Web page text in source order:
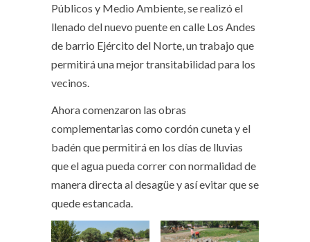
Públicos y Medio Ambiente, se realizó el
llenado del nuevo puente en calle Los Andes
de barrio Ejército del Norte, un trabajo que
permitirá una mejor transitabilidad para los
vecinos.
Ahora comenzaron las obras
complementarias como cordón cuneta y el
badén que permitirá en los días de lluvias
que el agua pueda correr con normalidad de
manera directa al desagüe y así evitar que se
quede estancada.